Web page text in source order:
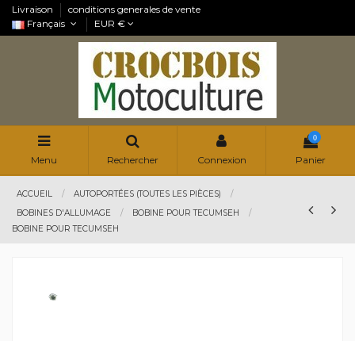
Livraison
conditions generales de vente
Français
EUR €
Menu Rechercher Connexion
0
Panier
ACCUEIL
AUTOPORTÉES (TOUTES LES PIÈCES)
BOBINES D'ALLUMAGE
BOBINE POUR TECUMSEH
BOBINE POUR TECUMSEH